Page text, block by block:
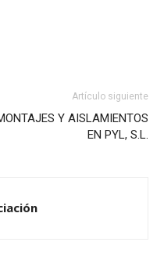
Artículo siguiente
Y AISLAMIENTOS
EN PYL, S.L.